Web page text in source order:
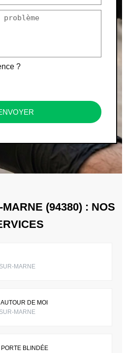
?
(94380) : NOS
MARNE
DE MOI
MARNE
BLINDÉE